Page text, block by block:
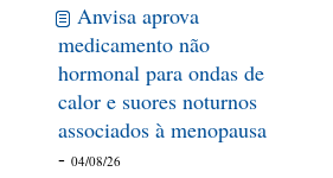
Anvisa aprova
medicamento não
hormonal para ondas de
calor e suores noturnos
associados à menopausa
- 04/08/26